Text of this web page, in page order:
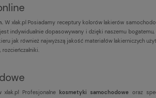
W xlak.pl Posiadamy receptury kolorów lakierów
indywidualnie dopasowywany i dzięki naszemu
jak również najwyższą jakość materiałów lakierniczych
rozcieńczalniki.
Profesjonalnekosmetyki samochodowe oraz